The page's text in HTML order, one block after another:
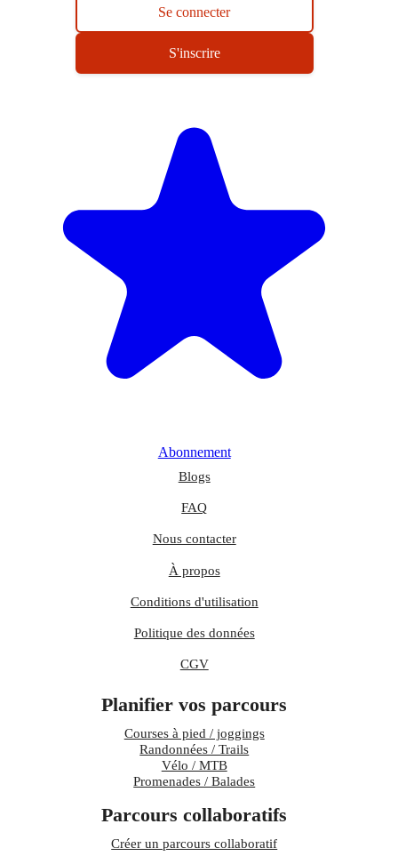
Se connecter
S'inscrire
Abonnement
Blogs
FAQ
Nous contacter
À propos
Conditions d'utilisation
Politique des données
CGV
Planifier vos parcours
Courses à pied / joggings
Randonnées / Trails
Vélo / MTB
Promenades / Balades
Parcours collaboratifs
Créer un parcours collaboratif